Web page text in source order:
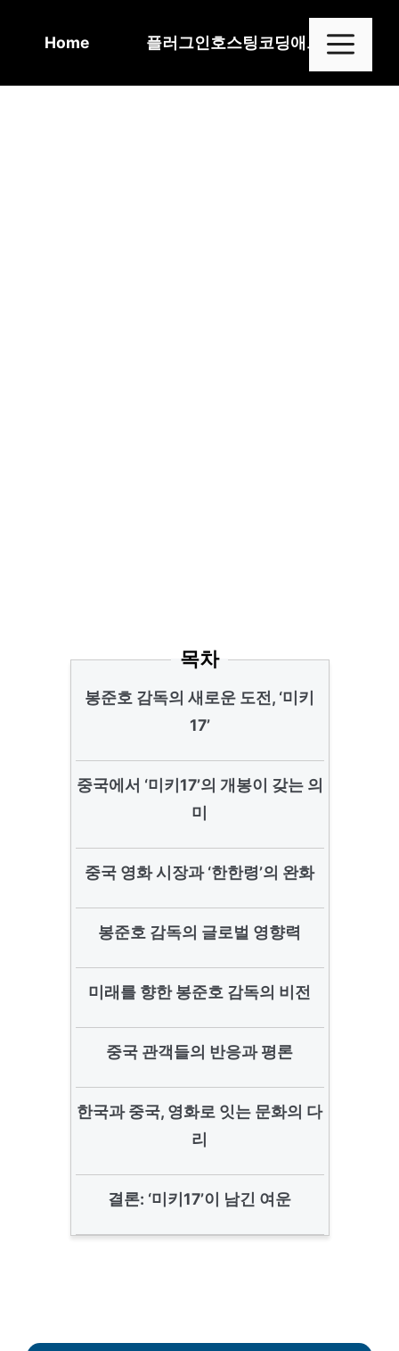
Home 플러그인호스팅코딩애드센스
목차
봉준호 감독의 새로운 도전, ‘미키
17’
중국에서 ‘미키17’의 개봉이 갖는 의
미
중국 영화 시장과 ‘한한령’의 완화
봉준호 감독의 글로벌 영향력
미래를 향한 봉준호 감독의 비전
중국 관객들의 반응과 평론
한국과 중국, 영화로 잇는 문화의 다
리
결론: ‘미키17’이 남긴 여운